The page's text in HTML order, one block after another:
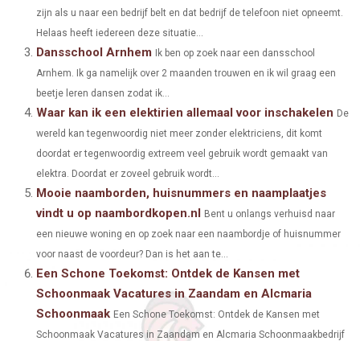
O
T
E
R
)
O
O
K
O
R
S
O
D
N
O
zijn als u naar een bedrijf belt en dat bedrijf de telefoon niet opneemt.
Helaas heeft iedereen deze situatie...
Dansschool Arnhem Ik ben op zoek naar een dansschool
Arnhem. Ik ga namelijk over 2 maanden trouwen en ik wil graag een
beetje leren dansen zodat ik...
Waar kan ik een elektirien allemaal voor inschakelen De
wereld kan tegenwoordig niet meer zonder elektriciens, dit komt
doordat er tegenwoordig extreem veel gebruik wordt gemaakt van
elektra. Doordat er zoveel gebruik wordt...
Mooie naamborden, huisnummers en naamplaatjes
vindt u op naambordkopen.nl Bent u onlangs verhuisd naar
een nieuwe woning en op zoek naar een naambordje of huisnummer
voor naast de voordeur? Dan is het aan te...
Een Schone Toekomst: Ontdek de Kansen met
Schoonmaak Vacatures in Zaandam en Alcmaria
Schoonmaak Een Schone Toekomst: Ontdek de Kansen met
Schoonmaak Vacatures in Zaandam en Alcmaria Schoonmaakbedrijf